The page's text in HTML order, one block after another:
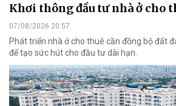
Khơi thông đầu tư nhà ở cho
07/08/2026 20:57
Phát triển nhà ở cho thuê cần đồng bộ đất
để tạo sức hút cho đầu tư dài hạn.